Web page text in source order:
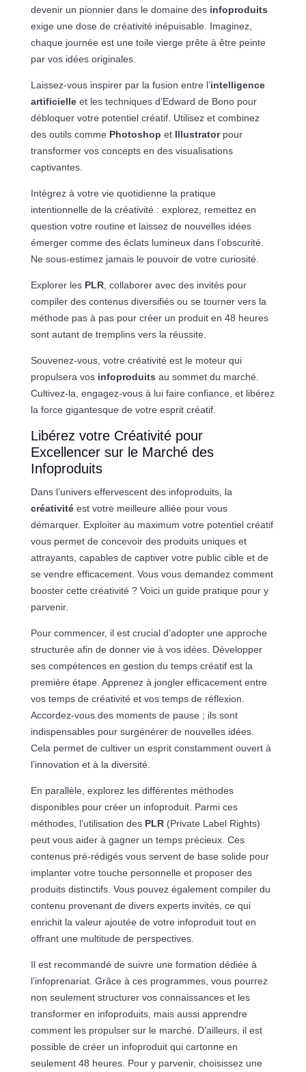
devenir un pionnier dans le domaine des infoproduits
exige une dose de créativité inépuisable. Imaginez,
chaque journée est une toile vierge prête à être peinte
par vos idées originales.
Laissez-vous inspirer par la fusion entre l’intelligence
artificielleet les techniques d’Edward de Bono pour
débloquer votre potentiel créatif. Utilisez et combinez
des outils comme Photoshop et Illustratorpour
transformer vos concepts en des visualisations
captivantes.
Intégrez à votre vie quotidienne la pratique
intentionnelle de la créativité : explorez, remettez en
question votre routine et laissez de nouvelles idées
émerger comme des éclats lumineux dans l’obscurité.
Ne sous-estimez jamais le pouvoir de votre curiosité.
Explorer les PLR, collaborer avec des invités pour
compiler des contenus diversifiés ou se tourner vers la
méthode pas à pas pour créer un produit en 48 heures
sont autant de tremplins vers la réussite.
Souvenez-vous, votre créativité est le moteur qui
propulsera vos infoproduits au sommet du marché.
Cultivez-la, engagez-vous à lui faire confiance, et libérez
la force gigantesque de votre esprit créatif.
Libérez votre Créativité pour
Excellencer sur le Marché des
Infoproduits
Dans l’univers effervescent des infoproduits, la
créativitéest votre meilleure alliée pour vous
démarquer. Exploiter au maximum votre potentiel créatif
vous permet de concevoir des produits uniques et
attrayants, capables de captiver votre public cible et de
se vendre efficacement. Vous vous demandez comment
booster cette créativité ? Voici un guide pratique pour y
parvenir.
Pour commencer, il est crucial d’adopter une approche
structurée afin de donner vie à vos idées. Développer
ses compétences en gestion du temps créatif est la
première étape. Apprenez à jongler efficacement entre
vos temps de créativité et vos temps de réflexion.
Accordez-vous des moments de pause ; ils sont
indispensables pour surgénérer de nouvelles idées.
Cela permet de cultiver un esprit constamment ouvert à
l’innovation et à la diversité.
En parallèle, explorez les différentes méthodes
disponibles pour créer un infoproduit. Parmi ces
méthodes, l’utilisation des PLR(Private Label Rights)
peut vous aider à gagner un temps précieux. Ces
contenus pré-rédigés vous servent de base solide pour
implanter votre touche personnelle et proposer des
produits distinctifs. Vous pouvez également compiler du
contenu provenant de divers experts invités, ce qui
enrichit la valeur ajoutée de votre infoproduit tout en
offrant une multitude de perspectives.
Il est recommandé de suivre une formation dédiée à
l’infoprenariat. Grâce à ces programmes, vous pourrez
non seulement structurer vos connaissances et les
transformer en infoproduits, mais aussi apprendre
comment les propulser sur le marché. D’ailleurs, il est
possible de créer un infoproduit qui cartonne en
seulement 48 heures. Pour y parvenir, choisissez une